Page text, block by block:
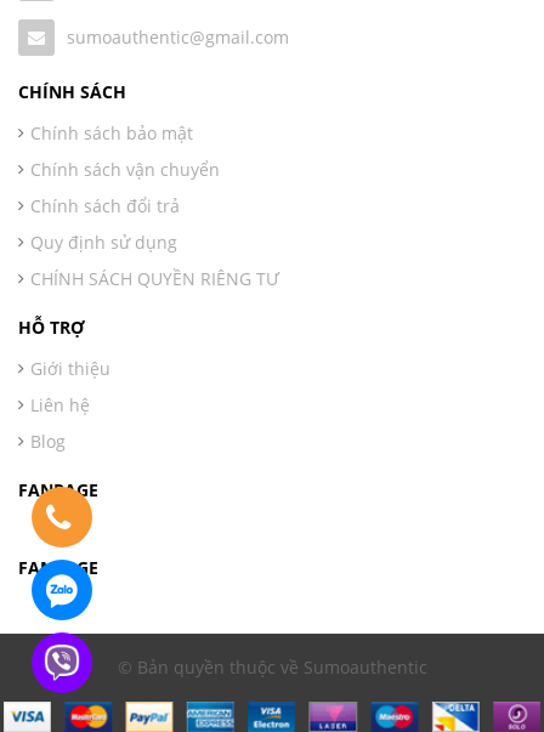
sumoauthentic@gmail.com
CHÍNH SÁCH
Chính sách bảo mật
Chính sách vận chuyển
Chính sách đổi trả
Quy định sử dụng
CHÍNH SÁCH QUYỀN RIÊNG TƯ
HỖ TRỢ
Giới thiệu
Liên hệ
Blog
FANPAGE
FANPAGE
© Bản quyền thuộc về Sumoauthentic